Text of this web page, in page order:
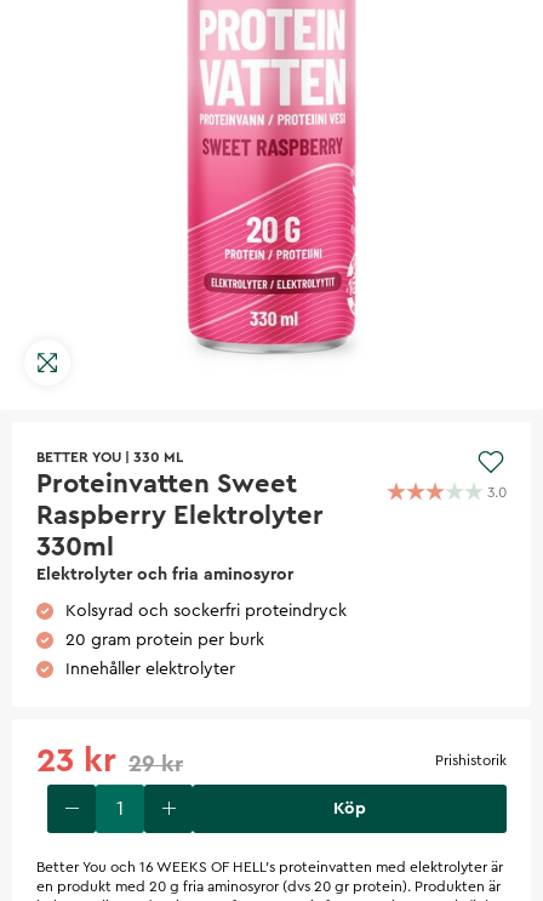
BETTER YOU 330 ML
Proteinvatten Sweet
Raspberry Elektrolyter
330ml
Elektrolyter och fria aminosyror
3.0
Kolsyrad och sockerfri proteindryck
20 gram protein per burk
Innehåller elektrolyter
23 kr 29 kr Prishistorik
Köp
Better You och 16 WEEKS OF HELL’s proteinvatten med elektrolyter är
en produkt med 20 g fria aminosyror (dvs 20 gr protein). Produkten är